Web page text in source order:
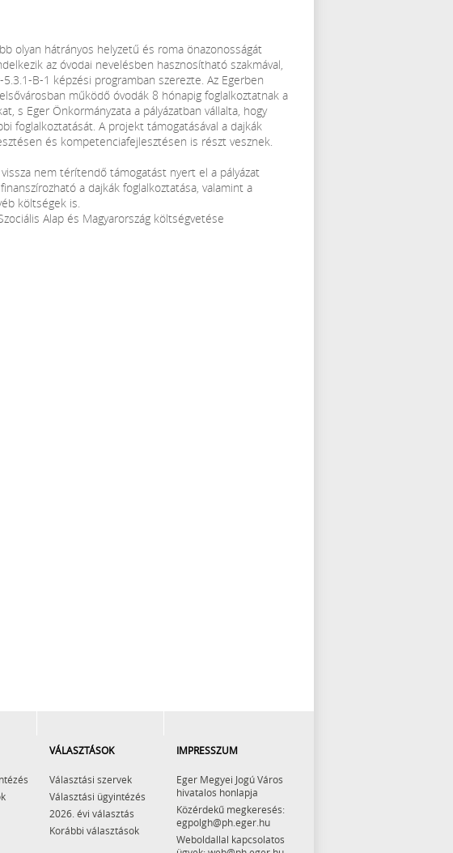
olyan hátrányos helyzetű és roma önazonosságát
az óvodai nevelésben hasznosítható szakmával,
B-1 képzési programban szerezte. Az Egerben
működő óvodák 8 hónapig foglalkoztatnak a
s Eger Önkormányzata a pályázatban vállalta, hogy
foglalkoztatását. A projekt támogatásával a dajkák
és kompetenciafejlesztésen is részt vesznek.
nem térítendő támogatást nyert el a pályázat
a dajkák foglalkoztatása, valamint a
költségek is.
Alap és Magyarország költségvetése
VÁLASZTÁSOK
Választási szervek
Választási ügyintézés
2026. évi választás
Korábbi választások
IMPRESSZUM
Eger Megyei Jogú Város
hivatalos honlapja
Közérdekű megkeresés:
egpolgh@ph.eger.hu
Weboldallal kapcsolatos